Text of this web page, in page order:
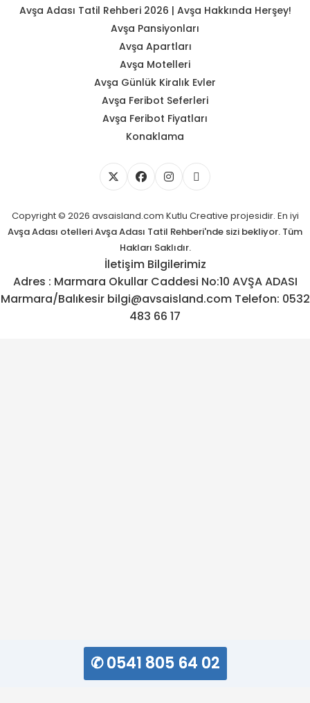
✆ 0541 805 64 02
Avşa Adası Tatil Rehberi 2026 | Avşa Hakkında Herşey!
Avşa Pansiyonları
Avşa Apartları
Avşa Motelleri
Avşa Günlük Kiralık Evler
Avşa Feribot Seferleri
Avşa Feribot Fiyatları
Konaklama
Copyright © 2026 avsaisland.com Kutlu Creative projesidir. En iyi
Avşa Adası otelleriAvşa Adası Tatil Rehberi'nde sizi bekliyor. Tüm
Hakları Saklıdır.
İletişim Bilgilerimiz
Adres : Marmara Okullar Caddesi No:10 AVŞA ADASI
Marmara/Balıkesir bilgi@avsaisland.com Telefon: 0532
483 66 17